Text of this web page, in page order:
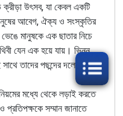
ক্রীড়া উৎসব, যা কেবল একটি
আবেগ, ঐক্য ও সংস্কৃতির
ভেঙে মানুষকে এক ছাতার নিচে
যেন এক হয়ে যায়। ভিন্ন
সাথে তাদের পছন্দের দলের
জন্য
মধ্যে থেকে লড়াই করতে
ও প্রতিপক্ষকে সম্মান জানাতে